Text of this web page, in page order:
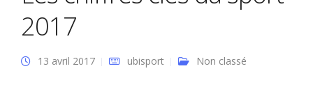
2017
13 avril 2017 ubisport Non classé